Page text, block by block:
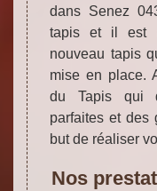
dans Senez
tapis et il est
nouveau tapis
mise en place.
du Tapis qui
parfaites et des
but de réaliser
Nos